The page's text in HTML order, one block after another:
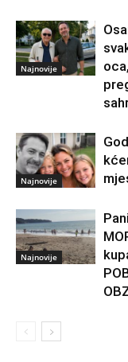
Najnovije
Najnovije
Najnovije